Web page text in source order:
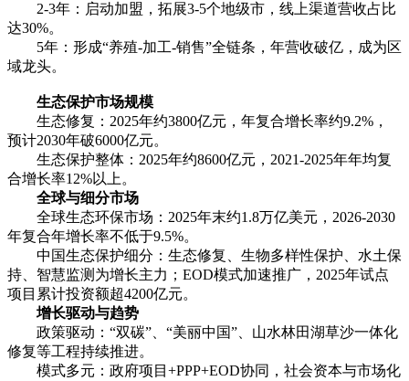
2-3年：启动加盟，拓展3-5个地级市，线上渠道营收占比
达30%。
5年：形成“养殖-加工-销售”全链条，年营收破亿，成为区
域龙头。
生态保护市场规模
生态修复：2025年约3800亿元，年复合增长率约9.2%，
预计2030年破6000亿元。
生态保护整体：2025年约8600亿元，2021-2025年年均复
合增长率12%以上。
全球与细分市场
全球生态环保市场：2025年末约1.8万亿美元，2026-2030
年复合年增长率不低于9.5%。
中国生态保护细分：生态修复、生物多样性保护、水土保
持、智慧监测为增长主力；EOD模式加速推广，2025年试点
项目累计投资额超4200亿元。
增长驱动与趋势
政策驱动：“双碳”、“美丽中国”、山水林田湖草沙一体化
修复等工程持续推进。
模式多元：政府项目+PPP+EOD协同，社会资本与市场化